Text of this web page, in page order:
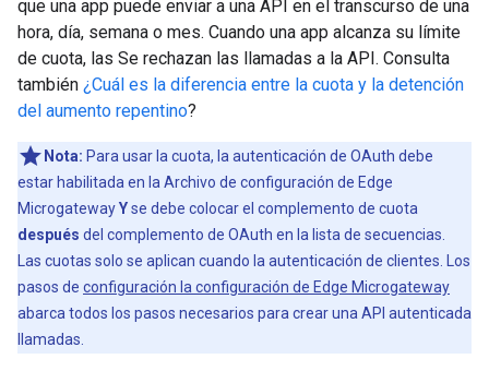
que una app puede enviar a una API en el transcurso de una
hora, día, semana o mes. Cuando una app alcanza su límite
de cuota, las Se rechazan las llamadas a la API. Consulta
también ¿Cuál es la diferencia entre la cuota y la detención
del aumento repentino?
Nota: Para usar la cuota, la autenticación de OAuth debe
estar habilitada en la Archivo de configuración de Edge
MicrogatewayYse debe colocar el complemento de cuota
después del complemento de OAuth en la lista de secuencias.
Las cuotas solo se aplican cuando la autenticación de clientes. Los
pasos de configuración la configuración de Edge Microgateway
abarca todos los pasos necesarios para crear una API autenticada
llamadas.